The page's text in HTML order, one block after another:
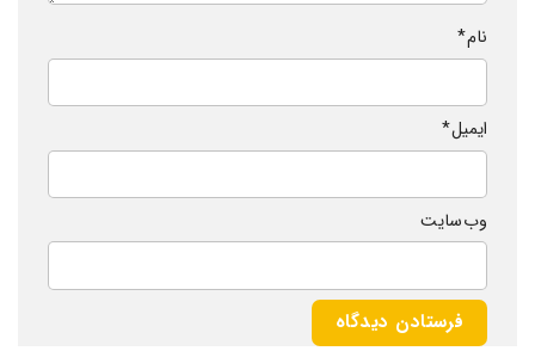
نام*
ایمیل*
وب‌ سایت